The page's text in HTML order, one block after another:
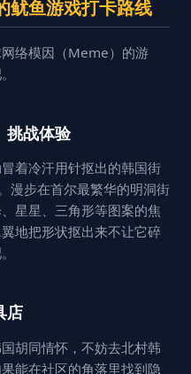
鱿鱼游戏打卡路线
络模因（Meme）的游
挑战体验
着冷汗用针抠出的韩国街
漫步在首尔最繁华的明洞街
星星、三角形等图案的焦
地把形状抠出来不让它碎
店
胡同情怀，不妨去北村韩
能在社区的角落里找到隐